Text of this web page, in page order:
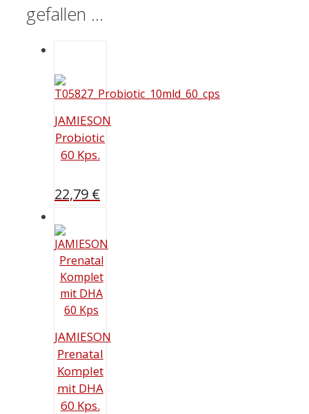
gefallen …
JAMIESON
Probiotic
60 Kps.
22,79 €
JAMIESON
Prenatal
Komplet
mit DHA
60 Kps.